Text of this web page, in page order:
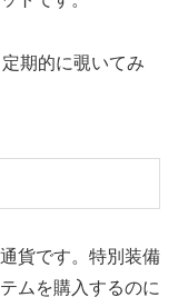
期的に覗いてみ
貨です。特別装備
ムを購入するのに